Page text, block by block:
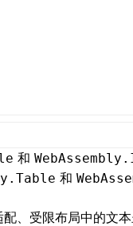
和
和
、受限布局中的文